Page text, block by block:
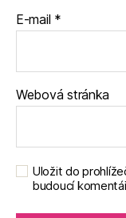
E-mail *
Webová stránka
Uložit do
budoucí